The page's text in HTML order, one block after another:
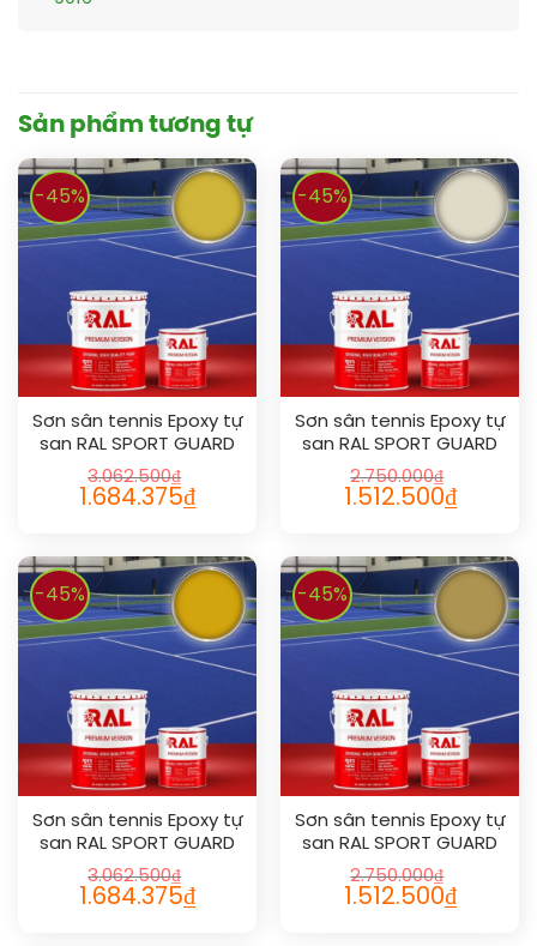
Sản phẩm tương tự
-45%
Sơn sân tennis Epoxy tự
san RAL SPORT GUARD
SL 1012
3.062.500₫
1.684.375₫
-45%
Sơn sân tennis Epoxy tự
san RAL SPORT GUARD
SL 1013
2.750.000₫
1.512.500₫
-45%
Sơn sân tennis Epoxy tự
san RAL SPORT GUARD
SL 1004
3.062.500₫
1.684.375₫
-45%
Sơn sân tennis Epoxy tự
san RAL SPORT GUARD
SL 1024
2.750.000₫
1.512.500₫